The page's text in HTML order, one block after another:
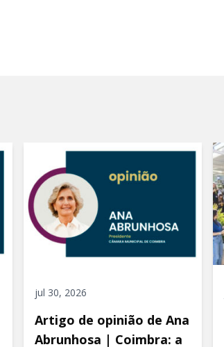
jul 30, 2026
Artigo de opinião de Ana
Abrunhosa | Coimbra: a